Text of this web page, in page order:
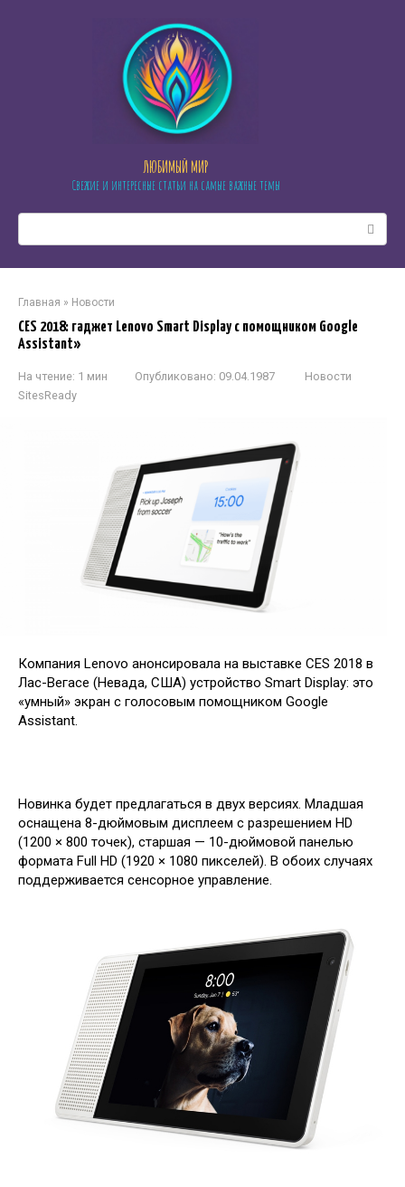
ЛЮБИМЫЙ МИР
Свежие и интересные статьи на самые важные темы
Главная » Новости
CES 2018: гаджет Lenovo Smart Display с помощником Google
Assistant»
На чтение: 1 мин Опубликовано: 09.04.1987
Новости
SitesReady
Компания Lenovo анонсировала на выставке CES 2018 в
Лас-Вегасе (Невада, США) устройство Smart Display: это
«умный» экран с голосовым помощником Google
Assistant.
Новинка будет предлагаться в двух версиях. Младшая
оснащена 8-дюймовым дисплеем с разрешением HD
(1200 × 800 точек), старшая — 10-дюймовой панелью
формата Full HD (1920 × 1080 пикселей). В обоих случаях
поддерживается сенсорное управление.